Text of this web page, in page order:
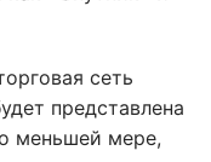
сеть
представлена
меньшей мере,